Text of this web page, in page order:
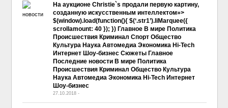
На аукционе Christie`s продали первую картину,
созданную искусственным интеллектом»>
$(window).load(function(){ $(‘.str1’).liMarquee({
scrollamount: 40 }); }) Главное В мире Политика
Происшествия Криминал Спорт Общество
Культура Наука Автомедиа Экономика Hi-Tech
Интернет Шоу-бизнес Сюжеты Главное
Последние новости В мире Политика
Происшествия Криминал Общество Культура
Наука Автомедиа Экономика Hi-Tech Интернет
Шоу-бизнес
27.10.2018 -